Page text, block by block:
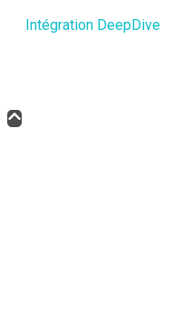
Intégration DeepDive